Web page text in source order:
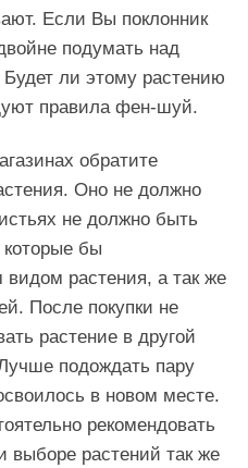
Если Вы поклонник
подумать над
ли этому растению
правила фен-шуй.
обратите
Оно не должно
не должно быть
бы
растения, а так же
После покупки не
растение в другой
подождать пару
в новом месте.
рекомендовать
выборе растений так же